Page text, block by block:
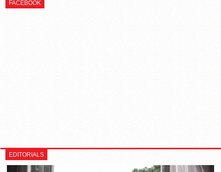
FACEBOOK
EDITORIALS